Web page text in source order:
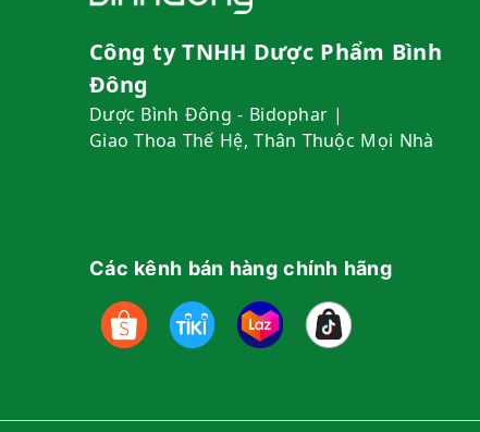
Công ty TNHH Dược Phẩm Bình
Đông
Dược Bình Đông - Bidophar |
Giao Thoa Thế Hệ, Thân Thuộc Mọi Nhà
Các kênh bán hàng chính hãng